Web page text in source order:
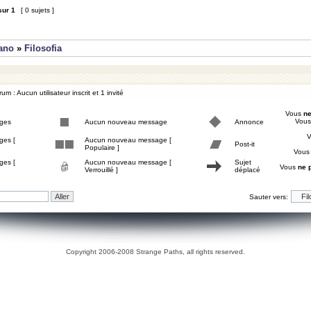
1 [ 0 sujets ]
» Filosofia
: Aucun utilisateur inscrit et 1 invité
Aucun nouveau message Annonce
[
Aucun nouveau message [
Populaire ]
Post-it
[
Aucun nouveau message [
Verrouillé ]
Sujet
déplacé
Vous
Vous
Vous ne
Sauter vers:
Copyright 2006-2008 Strange Paths, all rights reserved.